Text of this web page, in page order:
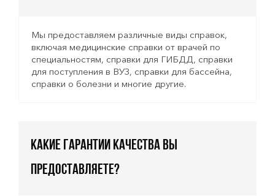
Мы предоставляем различные виды справок,
включая медицинские справки от врачей по
специальностям, справки для ГИБДД, справки
для поступления в ВУЗ, справки для бассейна,
справки о болезни и многие другие.
Какие гарантии качества вы
предоставляете?